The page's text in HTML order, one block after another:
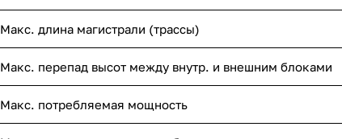
Макс. длина магистрали (трассы)
Макс. перепад высот между внутр. и внешним блоками
Макс. потребляемая мощность